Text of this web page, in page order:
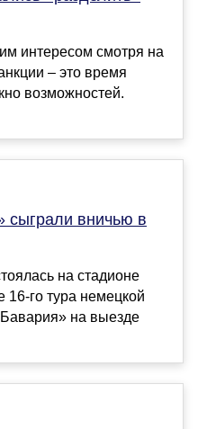
интересом смотря на
– это время
возможностей.
сыграли вничью в
на стадионе
го тура немецкой
на выезде